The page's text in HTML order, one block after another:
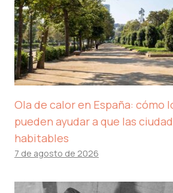
Ola de calor en España: cómo
pueden ayudar a que las
habitables
7 de agosto de 2026